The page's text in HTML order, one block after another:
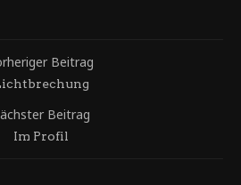
Beitrag
Beitrag
Im Profil